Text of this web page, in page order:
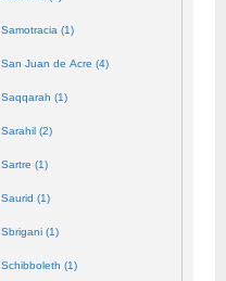
Samotracia (1)
San Juan de Acre (4)
Saqqarah (1)
Sarahil (2)
Sartre (1)
Saurid (1)
Sbrigani (1)
Schibboleth (1)